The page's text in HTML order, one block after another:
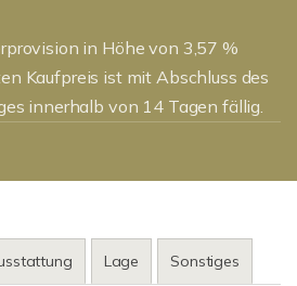
in Höhe von 3,57 %
Kaufpreis ist mit Abschluss des
innerhalb von 14 Tagen fällig.
Lage Sonstiges